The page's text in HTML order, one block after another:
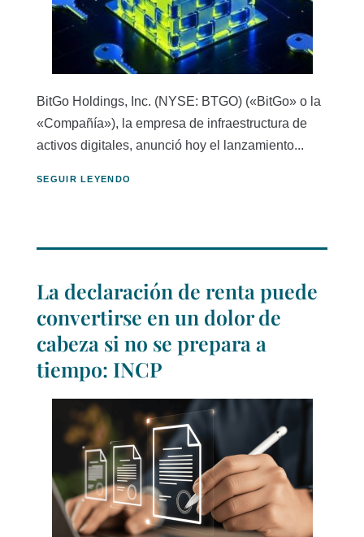
BitGo Holdings, Inc. (NYSE: BTGO) («BitGo» o la
«Compañía»), la empresa de infraestructura de
activos digitales, anunció hoy el lanzamiento...
SEGUIR LEYENDO
La declaración de renta puede
convertirse en un dolor de
cabeza si no se prepara a
tiempo: INCP